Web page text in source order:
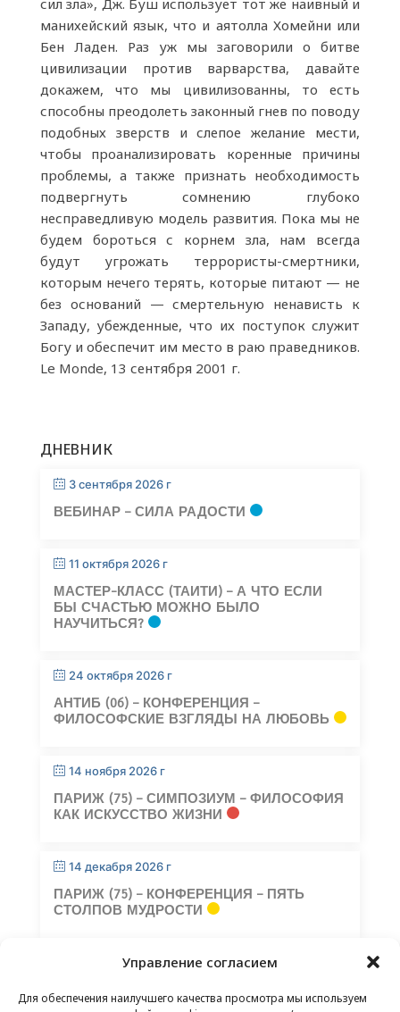
Управление согласием
Для обеспечения наилучшего качества просмотра мы используем
сил зла», Дж. Буш использует тот же наивный и
манихейский язык, что и аятолла Хомейни или
Бен Ладен. Раз уж мы заговорили о битве
цивилизации против варварства, давайте
докажем, что мы цивилизованны, то есть
способны преодолеть законный гнев по поводу
подобных зверств и слепое желание мести,
чтобы проанализировать коренные причины
проблемы, а также признать необходимость
подвергнуть сомнению глубоко
несправедливую модель развития. Пока мы не
будем бороться с корнем зла, нам всегда
будут угрожать террористы-смертники,
которым нечего терять, которые питают — не
без оснований — смертельную ненависть к
Западу, убежденные, что их поступок служит
Богу и обеспечит им место в раю праведников.
Le Monde, 13 сентября 2001 г.
ДНЕВНИК
3 сентября 2026 г
ВЕБИНАР – СИЛА РАДОСТИ
11 октября 2026 г
МАСТЕР-КЛАСС (ТАИТИ) – А ЧТО ЕСЛИ
БЫ СЧАСТЬЮ МОЖНО БЫЛО
НАУЧИТЬСЯ?
24 октября 2026 г
АНТИБ (06) – КОНФЕРЕНЦИЯ –
ФИЛОСОФСКИЕ ВЗГЛЯДЫ НА ЛЮБОВЬ
14 ноября 2026 г
ПАРИЖ (75) – СИМПОЗИУМ – ФИЛОСОФИЯ
КАК ИСКУССТВО ЖИЗНИ
14 декабря 2026 г
ПАРИЖ (75) – КОНФЕРЕНЦИЯ – ПЯТЬ
СТОЛПОВ МУДРОСТИ